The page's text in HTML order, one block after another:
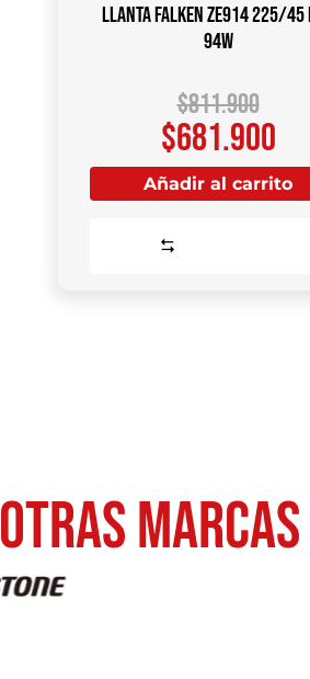
Llanta FALKEN ZE914 225/45
94W
$811.900
$681.900
Añadir al carrito
otras MARCAS